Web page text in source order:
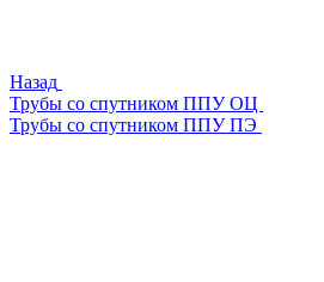
Назад
Трубы со спутником ППУ ОЦ
Трубы со спутником ППУ ПЭ